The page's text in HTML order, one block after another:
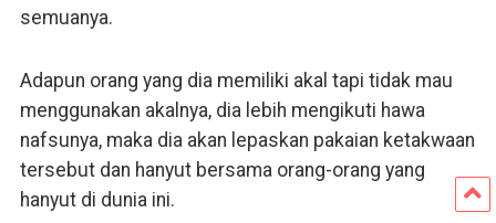
semuanya.
Adapun orang yang dia memiliki akal tapi tidak mau
menggunakan akalnya, dia lebih mengikuti hawa
nafsunya, maka dia akan lepaskan pakaian ketakwaan
tersebut dan hanyut bersama orang-orang yang
hanyut di dunia ini.